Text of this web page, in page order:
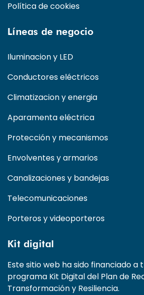
Política de cookies
Líneas de negocio
Iluminacion y LED
Conductores eléctricos
Climatizacion y energia
Aparamenta eléctrica
Protección y mecanismos
Envolventes y armarios
Canalizaciones y bandejas
Telecomunicaciones
Porteros y videoporteros
Kit digital
Este sitio web ha sido financiado a
programa Kit Digital del Plan de
Transformación y Resiliencia.